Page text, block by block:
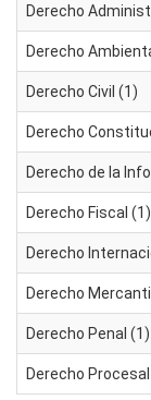
Derecho
Derecho
Derecho Civil (1)
Derecho
Derecho de la
Derecho Fiscal (1)
Derecho
Derecho
Derecho Penal (1)
Derecho